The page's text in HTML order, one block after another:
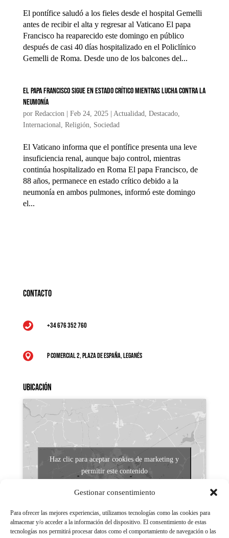
Gestionar consentimiento
Para ofrecer las mejores experiencias, utilizamos tecnologías como las cookies para
almacenar y/o acceder a la información del dispositivo. El consentimiento de estas
tecnologías nos permitirá procesar datos como el comportamiento de navegación o las
El pontífice saludó a los fieles desde el hospital Gemelli
antes de recibir el alta y regresar al Vaticano El papa
Francisco ha reaparecido este domingo en público
después de casi 40 días hospitalizado en el Policlínico
Gemelli de Roma. Desde uno de los balcones del...
El papa Francisco sigue en estado crítico mientras lucha contra la
neumonía
por Redaccion| Feb 24, 2025| Actualidad, Destacado,
Internacional, Religión, Sociedad
El Vaticano informa que el pontífice presenta una leve
insuficiencia renal, aunque bajo control, mientras
continúa hospitalizado en Roma El papa Francisco, de
88 años, permanece en estado crítico debido a la
neumonía en ambos pulmones, informó este domingo
el...
Contacto
 +34 676 352 760
 P Comercial 2, Plaza de España, Leganés
Ubicación
Haz clic para aceptar cookies de marketing y
permitir este contenido